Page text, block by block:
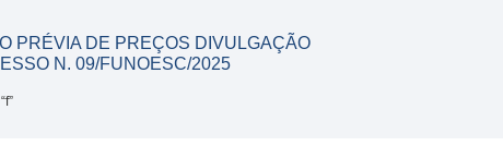
PRÉVIA DE PREÇOS DIVULGAÇÃO
N. 09/FUNOESC/2025